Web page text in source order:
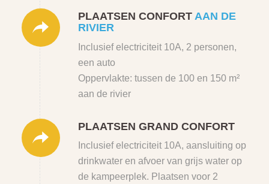
PLAATSEN CONFORT AAN DE
RIVIER
Inclusief electriciteit 10A, 2 personen,
een auto
Oppervlakte: tussen de 100 en 150 m²
aan de rivier
PLAATSEN GRAND CONFORT
Inclusief electriciteit 10A, aansluiting op
drinkwater en afvoer van grijs water op
de kampeerplek. Plaatsen voor 2